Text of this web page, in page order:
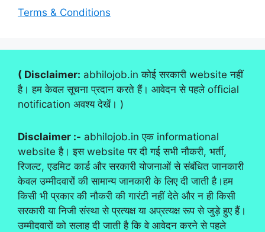
Terms & Conditions
( Disclaimer: abhilojob.in कोई सरकारी website नहीं
है। हम केवल सूचना प्रदान करते हैं। आवेदन से पहले official
notification अवश्य देखें। )
Disclaimer :- abhilojob.in एक informational
website है। इस website पर दी गई सभी नौकरी, भर्ती,
रिजल्ट, एडमिट कार्ड और सरकारी योजनाओं से संबंधित जानकारी
केवल उम्मीदवारों की सामान्य जानकारी के लिए दी जाती है।हम
किसी भी प्रकार की नौकरी की गारंटी नहीं देते और न ही किसी
सरकारी या निजी संस्था से प्रत्यक्ष या अप्रत्यक्ष रूप से जुड़े हुए हैं।
उम्मीदवारों को सलाह दी जाती है कि वे आवेदन करने से पहले